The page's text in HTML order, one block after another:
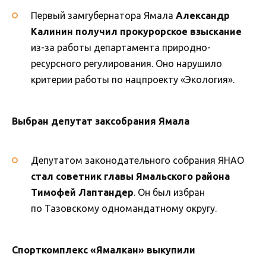
Первый замгубернатора Ямала Александр
Калинин получил прокурорское взыскание
из-за работы департамента природно-
ресурсного регулирования. Оно нарушило
критерии работы по нацпроекту «Экология».
Выбран депутат заксобрания Ямала
Депутатом законодательного собрания ЯНАО
стал советник главы Ямальского района
Тимофей Лаптандер. Он был избран
по Тазовскому одномандатному округу.
Спорткомплекс «Ямалкан» выкупили